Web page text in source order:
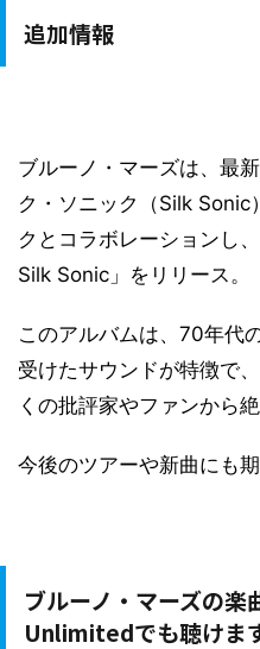
追加情報
ブルーノ・マーズは、最
ク・ソニック（Silk Sonic
クとコラボレーションし
Silk Sonic」をリリース。
このアルバムは、70年代
受けたサウンドが特徴で
くの批評家やファンから
今後のツアーや新曲にも
ブルーノ・マーズの
Unlimitedでも聴けま